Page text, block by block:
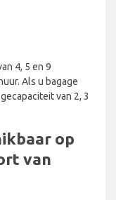
4, 5 en 9
Als u bagage
van 2, 3
op
van